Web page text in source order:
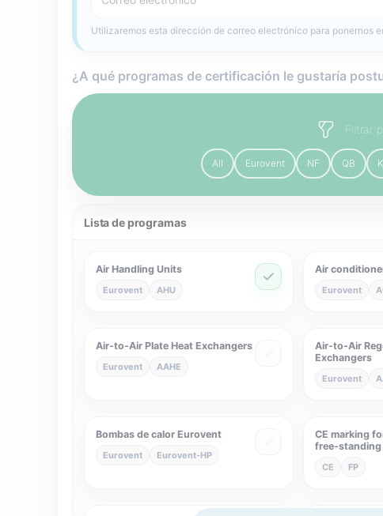
Utilizaremos esta dirección de correo electrónico para ponernos
¿A qué programas de certificación le gustaría
Filtrar
All Eurovent NF QB
Lista de programas
Air Handling Units
Eurovent AHU
Air
Eurovent
Air-to-Air Plate Heat Exchangers
Eurovent AAHE
Air-to-Air
Exchangers
Eurovent
Bombas de calor Eurovent
Eurovent Eurovent-HP
CE marking
free-standing
CE FP